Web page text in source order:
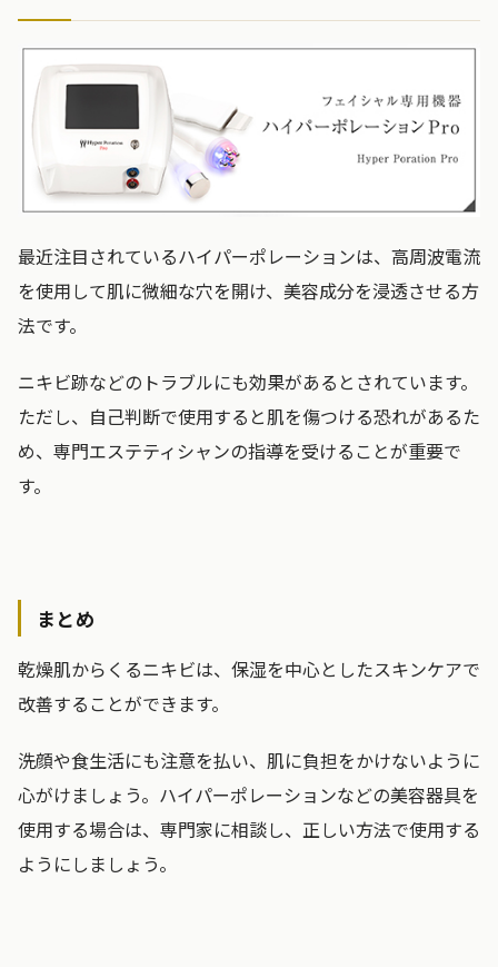
最近注目されているハイパーポレーションは、高周波電流
を使用して肌に微細な穴を開け、美容成分を浸透させる方
法です。
ニキビ跡などのトラブルにも効果があるとされています。
ただし、自己判断で使用すると肌を傷つける恐れがあるた
め、専門エステティシャンの指導を受けることが重要で
す。
まとめ
乾燥肌からくるニキビは、保湿を中心としたスキンケアで
改善することができます。
洗顔や食生活にも注意を払い、肌に負担をかけないように
心がけましょう。ハイパーポレーションなどの美容器具を
使用する場合は、専門家に相談し、正しい方法で使用する
ようにしましょう。